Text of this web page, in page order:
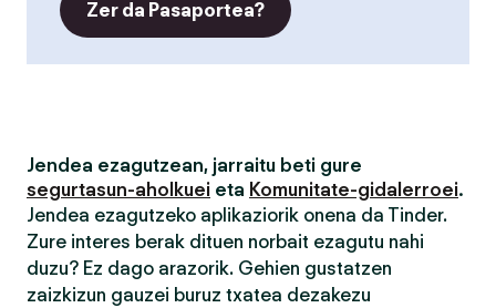
Zer da Pasaportea?
Jendea ezagutzean, jarraitu beti gure
segurtasun-aholkuei eta Komunitate-gidalerroei.
Jendea ezagutzeko aplikaziorik onena da Tinder.
Zure interes berak dituen norbait ezagutu nahi
duzu? Ez dago arazorik. Gehien gustatzen
zaizkizun gauzei buruz txatea dezakezu